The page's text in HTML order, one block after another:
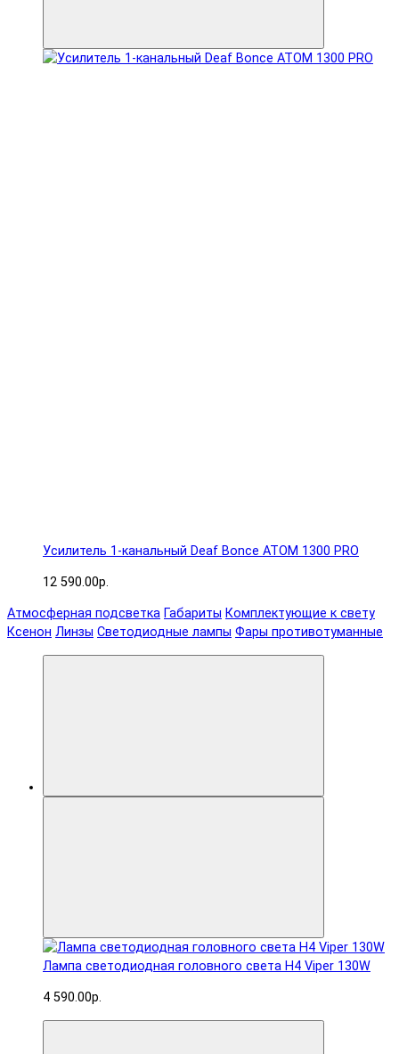
Усилитель 1-канальный Deaf Bonce ATOM 1300 PRO
12 590.00р.
Атмосферная подсветка Габариты Комплектующие к свету
Ксенон Линзы Светодиодные лампы Фары противотуманные
Лампа светодиодная головного света H4 Viper 130W
4 590.00р.